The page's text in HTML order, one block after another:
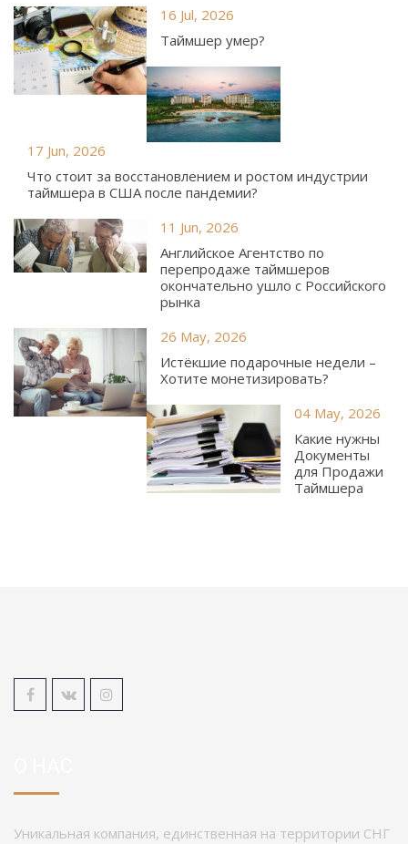
16 Jul, 2026
Таймшер умер?
17 Jun, 2026
Что стоит за восстановлением и ростом индустрии
таймшера в США после пандемии?
11 Jun, 2026
Английское Агентство по
перепродаже таймшеров
окончательно ушло с Российского
рынка
26 May, 2026
Истёкшие подарочные недели –
Хотите монетизировать?
04 May, 2026
Какие нужны
Документы
для Продажи
Таймшера
Уникальная компания, единственная на территории СНГ